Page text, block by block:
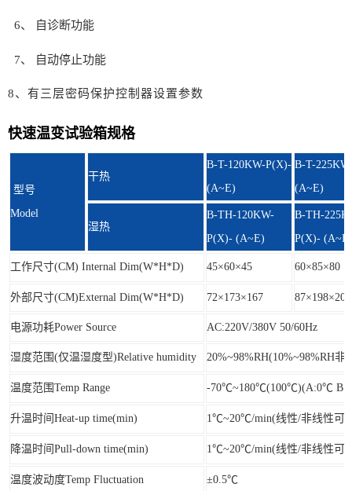
6、 自诊断功能
7、 自动停止功能
8、有三层密码保护控制器设置参数
快速温变试验箱规格
型号
Model
干热
B-T-120KW-P(X)-
(A~E)
B-T-
(A~E)
湿热
B-TH-120KW-
P(X)- (A~E)
B-TH-
P(X)- (A~E)
工作尺寸(CM) Internal Dim(W*H*D) 45×60×45 60×85×80
外部尺寸(CM)External Dim(W*H*D) 72×173×167 87×198×205
电源功耗Power Source AC:220V/380V 50/60Hz
湿度范围(仅温湿度型)Relative humidity 20%~98%RH(10%~98%RH非
温度范围Temp Range -70℃~180℃(100℃)(A:0℃
升温时间Heat-up time(min) 1℃~20℃/min(线性/非线性可
降温时间Pull-down time(min) 1℃~20℃/min(线性/非线性可
温度波动度Temp Fluctuation ±0.5℃